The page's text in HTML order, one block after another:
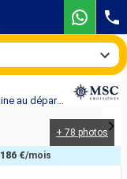
Croisière MSC Seaview : Brésil, Uruguay, Argentine au départ de Santos
+ 78 photos
186 €/mois